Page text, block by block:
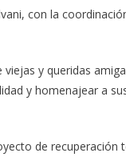
con la
y queridas
y homenajear a
de